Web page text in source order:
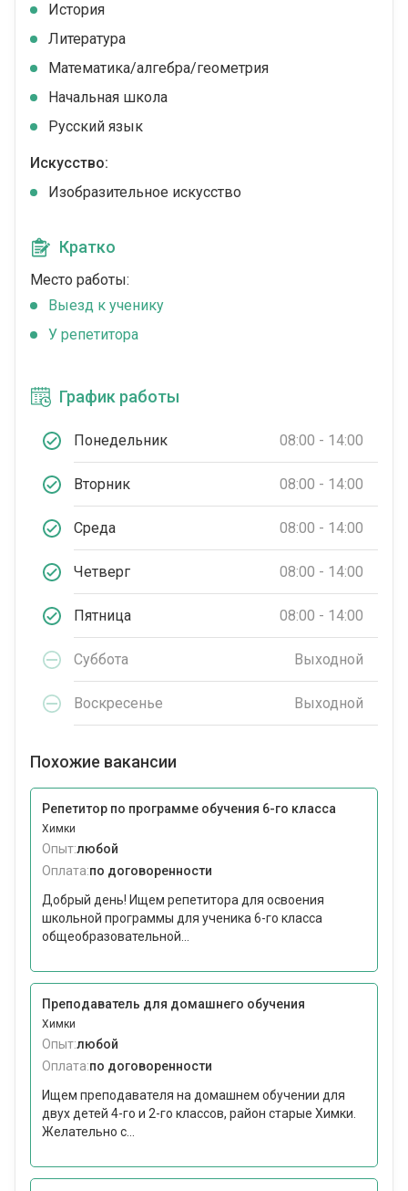
История
Литература
Математика/алгебра/геометрия
Начальная школа
Русский язык
Искусство:
Изобразительное искусство
Кратко
Место работы:
Выезд к ученику
У репетитора
График работы
Понедельник 08:00 - 14:00
Вторник 08:00 - 14:00
Среда 08:00 - 14:00
Четверг 08:00 - 14:00
Пятница 08:00 - 14:00
Суббота Выходной
Воскресенье Выходной
Похожие вакансии
Репетитор по программе обучения 6-го класса
Химки
Опыт:любой
Оплата:по договоренности
Добрый день! Ищем репетитора для освоения
школьной программы для ученика 6-го класса
общеобразовательной...
Преподаватель для домашнего обучения
Химки
Опыт:любой
Оплата:по договоренности
Ищем преподавателя на домашнем обучении для
двух детей 4-го и 2-го классов, район старые Химки.
Желательно с...